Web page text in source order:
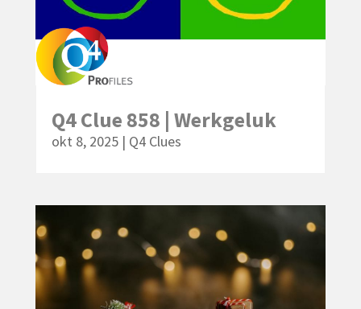
Q4 Clue 858 | Werkgeluk
okt 8, 2025| Q4 Clues